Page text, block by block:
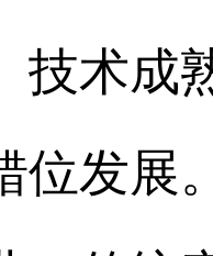
技术成
位发展